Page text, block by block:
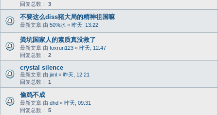
回复总数： 3
不要这么diss猪大局的精神祖国嘛
最新文章 由 50%水 « 昨天, 13:22
粪坑国家人的素质真没救了
最新文章 由 foxrun123 « 昨天, 12:47
回复总数： 2
crystal silence
最新文章 由 jiml « 昨天, 12:21
回复总数： 1
偷鸡不成
最新文章 由 dhd « 昨天, 09:31
回复总数： 5